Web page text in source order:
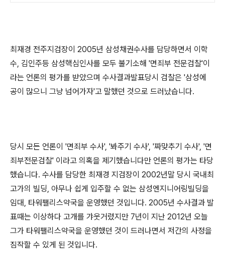
최재경 전주지검장이 2005년 삼성채권수사를 담당하면서 이학
수, 김인주등 삼성핵심인사를 모두 불기소해 '면죄부 전문검찰'이
라는 언론의 평가를 받았으며 수사결과발표당시 검찰은 '삼성에
공이 많으니 그냥 넘어가자'고 말했던 것으로 드러났습니다.
당시 모든 언론이 '면죄부 수사', '봐주기 수사', '짜맞추기 수사', '면
죄부전문검찰' 이라고 의혹을 제기했습니다만 언론의 평가는 타당
했습니다. 수사를 담당한 최재경 지검장이 2002년말 당시 국내최
고가의 빌딩, 아무나 쉽게 입주할 수 없는 삼성엔지니어링빌딩을
임대, 타워팰리스약국을 운영했던 것입니다. 2005년 수사결과 발
표때는 이상하다 고개를 갸웃거렸지만 7년이 지난 2012년 오늘
그가 타워팰리스약국을 운영했던 것이 드러나면서 저간의 사정을
짐작할 수 있게 된 것입니다.